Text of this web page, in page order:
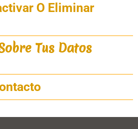
O Eliminar
Tus Datos